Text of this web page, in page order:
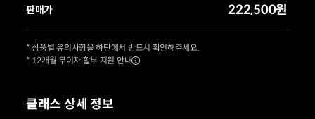
클래스 상세 정보
판매가 222,500원
* 상품별 유의사항을 하단에서 반드시 확인해주세요.
* 12개월 무이자 할부 지원 안내